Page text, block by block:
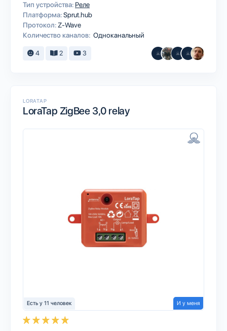
Тип устройства: Реле
Платформа:Sprut.hub
Протокол: Z-Wave
Количество каналов: Одноканальный
4 2 3
LORATAP
LoraTap ZigBee 3,0 relay
Есть у 11 человек И у меня